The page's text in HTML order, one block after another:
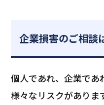
企業損害のご相談
個人であれ、企業であ
様々なリスクがありま